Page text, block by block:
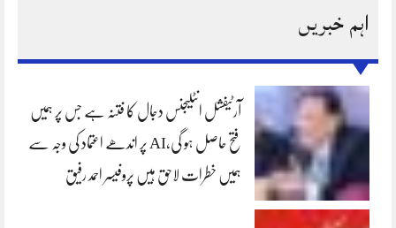
اہم خبریں
آرٹیفشل انٹلیجنس دجال کا فتنہ ہے جس پر ہمیں
فتح حاصل ہو گی،AI پر اندھے اعتماد کی وجہ سے
ہمیں خطرات لاحق ہیں پروفیسر احمد رفیق